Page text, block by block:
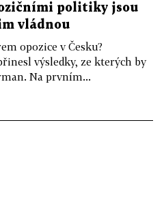
politiky jsou
vládnou
opozice v Česku?
výsledky, ze kterých by
Na prvním...